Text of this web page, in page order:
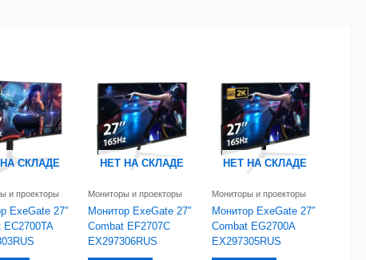
СКЛАДЕ
и проекторы
ExeGate 27″
EC2700TA
НЕТ НА СКЛАДЕ
Мониторы и проекторы
Монитор ExeGate 27″
Combat EF2707C
EX297306RUS
НЕТ НА СКЛАДЕ
Мониторы и проекторы
Монитор ExeGate 27″
Combat EG2700A
EX297305RUS